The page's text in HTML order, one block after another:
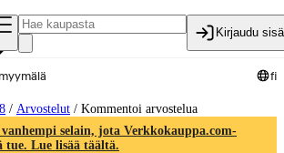
Kirjaudu
fi
/ Arvostelut / Kommentoi arvostelua
vanhempi selain, jota Verkkokauppa.com-
tue. Lue lisää täältä.